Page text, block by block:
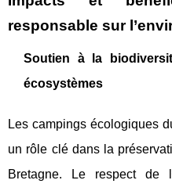
responsable sur
Soutien à la
écosystèmes
Les campings écologiques
un rôle clé dans la
Bretagne. Le respect de